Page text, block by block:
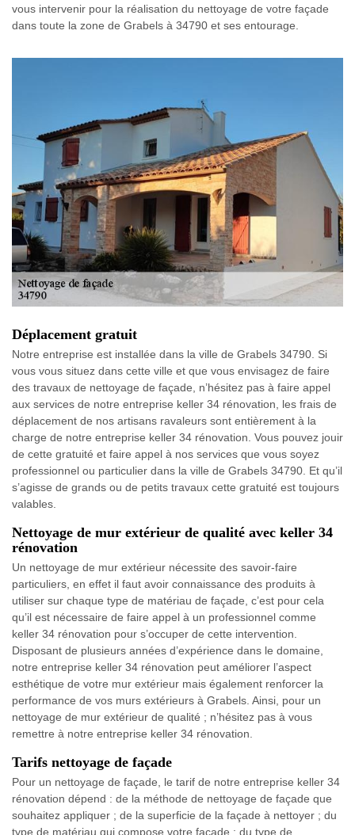
vous intervenir pour la réalisation du nettoyage de votre façade
dans toute la zone de Grabels à 34790 et ses entourage.
Déplacement gratuit
Notre entreprise est installée dans la ville de Grabels 34790. Si
vous vous situez dans cette ville et que vous envisagez de faire
des travaux de nettoyage de façade, n’hésitez pas à faire appel
aux services de notre entreprise keller 34 rénovation, les frais de
déplacement de nos artisans ravaleurs sont entièrement à la
charge de notre entreprise keller 34 rénovation. Vous pouvez jouir
de cette gratuité et faire appel à nos services que vous soyez
professionnel ou particulier dans la ville de Grabels 34790. Et qu’il
s’agisse de grands ou de petits travaux cette gratuité est toujours
valables.
Nettoyage de mur extérieur de qualité avec keller 34
rénovation
Un nettoyage de mur extérieur nécessite des savoir-faire
particuliers, en effet il faut avoir connaissance des produits à
utiliser sur chaque type de matériau de façade, c’est pour cela
qu’il est nécessaire de faire appel à un professionnel comme
keller 34 rénovation pour s’occuper de cette intervention.
Disposant de plusieurs années d’expérience dans le domaine,
notre entreprise keller 34 rénovation peut améliorer l’aspect
esthétique de votre mur extérieur mais également renforcer la
performance de vos murs extérieurs à Grabels. Ainsi, pour un
nettoyage de mur extérieur de qualité ; n’hésitez pas à vous
remettre à notre entreprise keller 34 rénovation.
Tarifs nettoyage de façade
Pour un nettoyage de façade, le tarif de notre entreprise keller 34
rénovation dépend : de la méthode de nettoyage de façade que
souhaitez appliquer ; de la superficie de la façade à nettoyer ; du
type de matériau qui compose votre façade ; du type de